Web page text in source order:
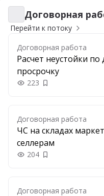
Договорная работа
Договорная
Перейти к потоку
Договорная работа
Расчет неустойки
просрочку
223 Добавить в
Договорная работа
ЧС на складах
селлерам
204 Добавить в
Договорная работа